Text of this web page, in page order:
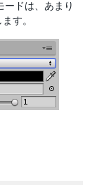
ードは、あまり
す。